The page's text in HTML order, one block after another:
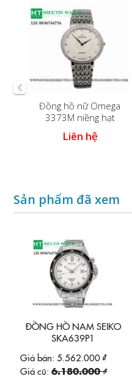
Đồng hồ nữ Omega
3373M niềng hạt
Liên hệ
Sản phẩm đã xem
ĐỒNG HỒ NAM SEIKO
SKA639P1
Giá bán: 5.562.000 ₫
Giá cũ: 6.180.000 ₫